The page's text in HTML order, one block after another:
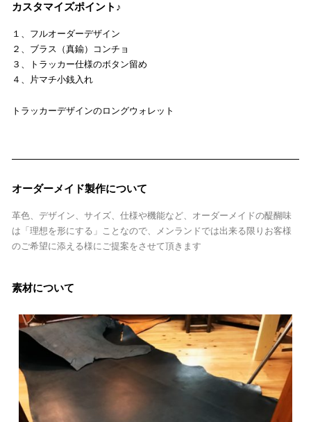
カスタマイズポイント♪
１、フルオーダーデザイン
２、ブラス（真鍮）コンチョ
３、トラッカー仕様のボタン留め
４、片マチ小銭入れ
トラッカーデザインのロングウォレット
オーダーメイド製作について
革色、デザイン、サイズ、仕様や機能など、オーダーメイドの醍醐味
は「理想を形にする」ことなので、メンランドでは出来る限りお客様
のご希望に添える様にご提案をさせて頂きます
素材について